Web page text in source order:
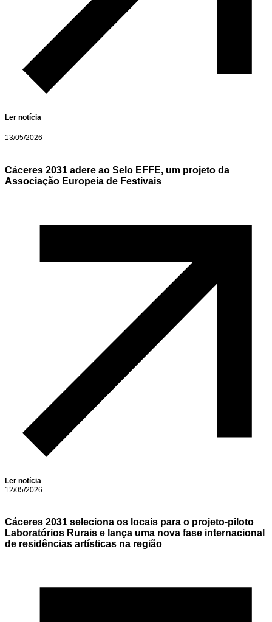
Ler notícia
13/05/2026
Cáceres 2031 adere ao Selo EFFE, um projeto da
Associação Europeia de Festivais
Ler notícia
12/05/2026
Cáceres 2031 seleciona os locais para o projeto-piloto
Laboratórios Rurais e lança uma nova fase internacional
de residências artísticas na região